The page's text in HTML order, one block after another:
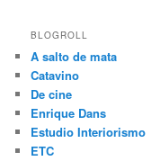
BLOGROLL
A salto de mata
Catavino
De cine
Enrique Dans
Estudio Interiorismo
ETC